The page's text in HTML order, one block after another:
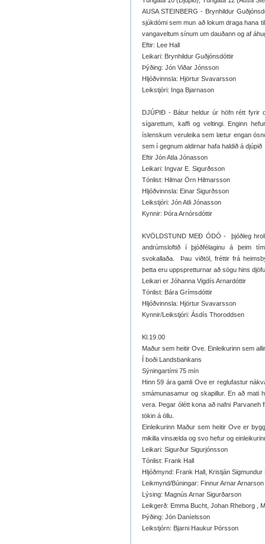
AUSA STEINBERG - Brynhildur
sjúkdómi sem mun að lokum draga hana
vangaveltum sínum um dauðann og af
Eftir: Lee Hall
Leikari: Brynhildur Guðjónsdóttir
Þýðing: Jón Viðar Jónsson
Hljóðvinnsla: Hjörtur Svavarsson
Leikstjóri: Inga Bjarnason
DJÚPIÐ - Bátur heldur úr höfn rétt fyrir
sígarettum, kaffi og veltingi. Enginn
íslenskum veruleika sem lætur engan
sem í gegnum aldirnar hafa haldið á djúpið
Eftir Jón Atla Jónasson
Leikari: Ingvar E. Sigurðsson
Tónlist: Hilmar Örn Hilmarsson
Hljóðvinnsla: Einar Sigurðsson
Leikstjóri: Jón Atli Jónasson
Kynnir: Þóra Arnórsdóttir
KVÖLDSTUND MEÐ ÓDÓ -
þjóðleg
andrúmsloftið í þjóðfélaginu á þeim
svokallaða.
Þau viðtöl, fréttir frá
þetta eru uppspretturnar að sögu hins
Leikari er Jóhanna Vigdís Arnardóttir
Tónlist: Bára Grímsdóttir
Hljóðvinnsla: Hjörtur Svavarsson
Kynnir/Leikstjóri: Ásdís Thoroddsen
Kl.19.00
Maður sem heitir Ove. Einleikurinn sem
Í boði Landsbankans
Sýningartími 75 mín
Hinn 59 ára gamli Ove er reglufastur
smámunasamur og skapillur. En að mati
vera. Þegar ólétt kona að nafni
tökin á öllu.
Einleikurinn Maður sem heitir Ove er
mikilla vinsælda og svo hefur og
Leikari: Sigurður Sigurjónsson
Tónlist: Frank Hall
Hljóðmynd: Frank Hall, Kristján Sigmundur
Leikmynd/Búningar: Finnur Arnar Arnarson
Lýsing: Magnús Arnar Sigurðarson
Leikgerð: Emma Bucht, Johan Rheborg ,
Þýðing: Jón Daníelsson
Leikstjórn: Bjarni Haukur Þórsson